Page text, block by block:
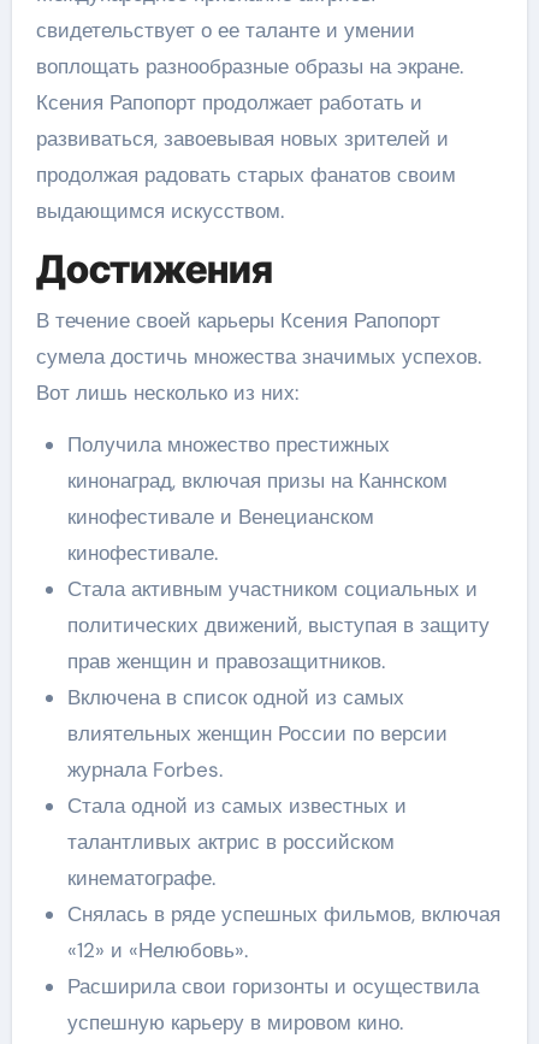
свидетельствует о ее таланте и умении
воплощать разнообразные образы на экране.
Ксения Рапопорт продолжает работать и
развиваться, завоевывая новых зрителей и
продолжая радовать старых фанатов своим
выдающимся искусством.
Достижения
В течение своей карьеры Ксения Рапопорт
сумела достичь множества значимых успехов.
Вот лишь несколько из них:
Получила множество престижных
кинонаград, включая призы на Каннском
кинофестивале и Венецианском
кинофестивале.
Стала активным участником социальных и
политических движений, выступая в защиту
прав женщин и правозащитников.
Включена в список одной из самых
влиятельных женщин России по версии
журнала Forbes.
Стала одной из самых известных и
талантливых актрис в российском
кинематографе.
Снялась в ряде успешных фильмов, включая
«12» и «Нелюбовь».
Расширила свои горизонты и осуществила
успешную карьеру в мировом кино.